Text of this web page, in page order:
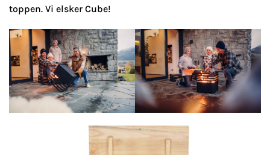
toppen. Vi elsker Cube!